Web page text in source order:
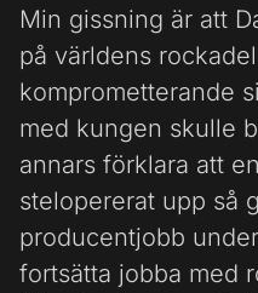
Min gissning är att
på världens
komprometterande
med kungen skulle
annars förklara att
stelopererat upp så
producentjobb
fortsätta jobba med